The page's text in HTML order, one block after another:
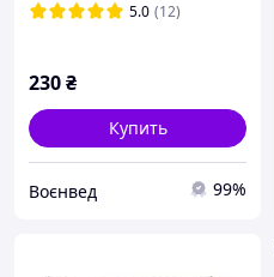
5.0 (12)
230₴
Купить
Воєнвед 99%